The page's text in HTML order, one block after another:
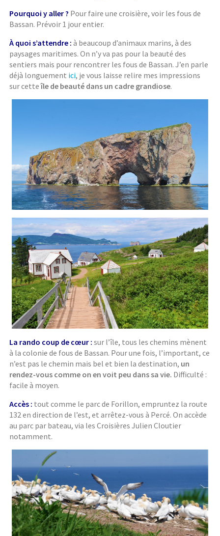
Pourquoi y aller ? Pour faire une croisière, voir les fous de
Bassan. Prévoir 1 jour entier.
À quoi s’attendre : à beaucoup d’animaux marins, à des
paysages maritimes. On n’y va pas pour la beauté des
sentiers mais pour rencontrer les fous de Bassan. J’en parle
déjà longuement ici, je vous laisse relire mes impressions
sur cetteîle de beauté dans un cadre grandiose.
La rando coup de cœur : sur l’île, tous les chemins mènent
à la colonie de fous de Bassan. Pour une fois, l’important, ce
n’est pas le chemin mais bel et bien la destination, un
rendez-vous comme on en voit peu dans sa vie. Difficulté :
facile à moyen.
Accès : tout comme le parc de Forillon, empruntez la route
132 en direction de l’est, et arrêtez-vous à Percé. On accède
au parc par bateau, via les Croisières Julien Cloutier
notamment.